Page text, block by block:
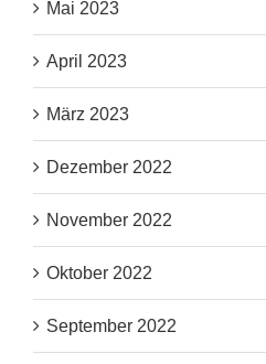
Mai 2023
April 2023
März 2023
Dezember 2022
November 2022
Oktober 2022
September 2022